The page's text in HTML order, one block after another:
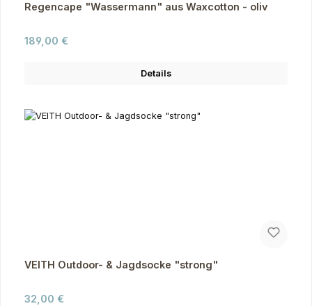
Regencape "Wassermann" aus Waxcotton - oliv
Regulärer Preis:
189,00 €
Details
VEITH Outdoor- & Jagdsocke "strong"
Regulärer Preis:
32,00 €